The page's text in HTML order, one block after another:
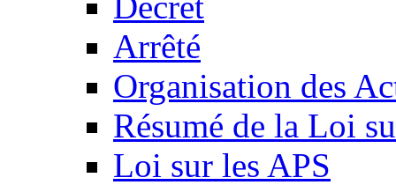
Arrêté
Organisation des
Résumé de la Loi
Loi sur les APS